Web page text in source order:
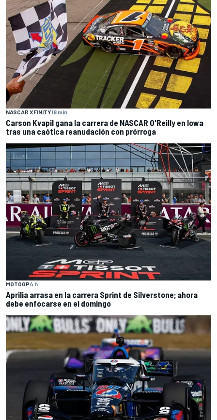
NASCAR XFINITY18 min
Carson Kvapil gana la carrera de NASCAR O'Reilly en Iowa
tras una caótica reanudación con prórroga
MOTOGP4 h
Aprilia arrasa en la carrera Sprint de Silverstone; ahora
debe enfocarse en el domingo